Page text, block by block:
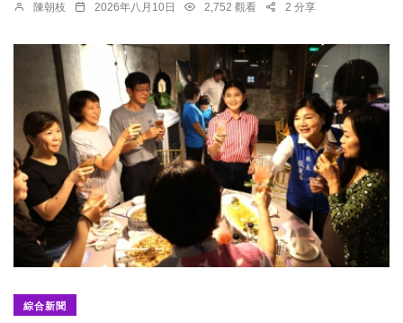
陳朝枝 2026年八月10日 2,752 觀看 2 分享
綜合新聞